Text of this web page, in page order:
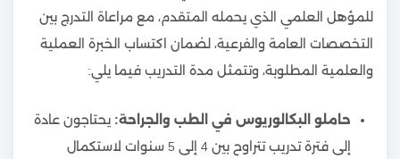
للمؤهل العلمي الذي يحمله المتقدم، مع مراعاة التدرج بين
التخصصات العامة والفرعية، لضمان اكتساب الخبرة العملية
والعلمية المطلوبة، وتتمثل مدة التدريب فيما يلي:
حاملو البكالوريوس في الطب والجراحة: يحتاجون عادة
إلى فترة تدريب تتراوح بين 4 إلى 5 سنوات لاستكمال